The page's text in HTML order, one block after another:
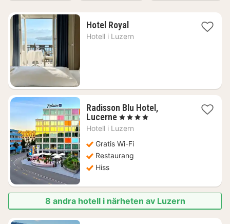
Hotel Royal1
natt
Hotell i Luzern
Radisson Blu Hotel,
Lucerne1
natt
2637
kr.
, 4 Stjärnor
Hotell i Luzern
Gratis Wi-Fi
Restaurang
Hiss
8 andra hotell i närheten av Luzern